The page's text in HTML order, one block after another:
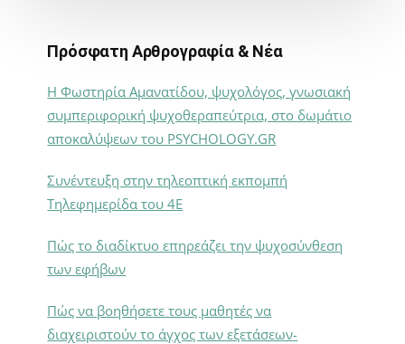
Πρόσφατη Αρθρογραφία & Νέα
Η Φωστηρία Αμανατίδου, ψυχολόγος, γνωσιακή
συμπεριφορική ψυχοθεραπεύτρια, στο δωμάτιο
αποκαλύψεων του PSYCHOLOGY.GR
Συνέντευξη στην τηλεοπτική εκπομπή
Τηλεφημερίδα του 4Ε
Πώς το διαδίκτυο επηρεάζει την ψυχοσύνθεση
των εφήβων
Πώς να βοηθήσετε τους μαθητές να
διαχειριστούν το άγχος των εξετάσεων-